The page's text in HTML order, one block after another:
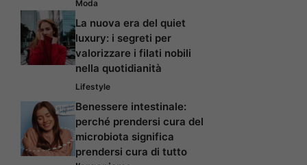
Moda
La nuova era del quiet
luxury: i segreti per
valorizzare i filati nobili
nella quotidianità
Lifestyle
Benessere intestinale:
perché prendersi cura del
microbiota significa
prendersi cura di tutto